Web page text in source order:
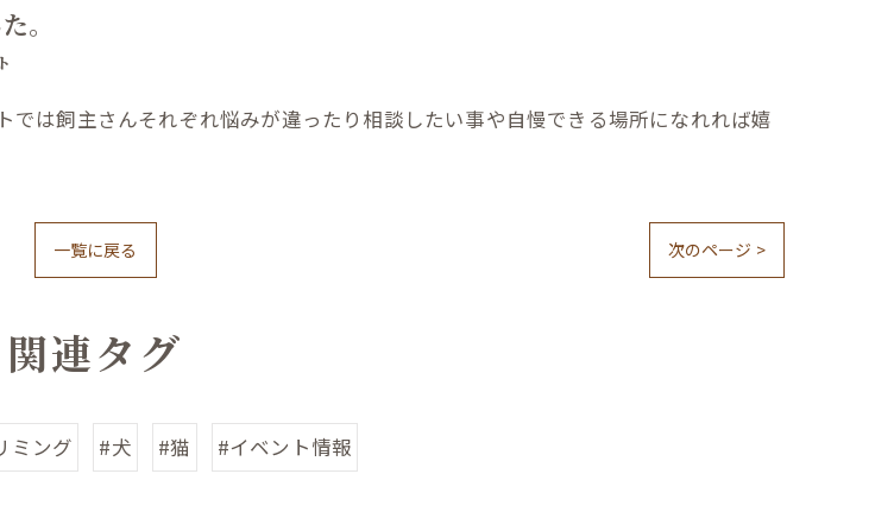
。
は飼主さんそれぞれ悩みが違ったり相談したい事や自慢できる場所になれれば嬉
一覧に戻る 次のページ >
関連タグ
ミング #犬 #猫 #イベント情報